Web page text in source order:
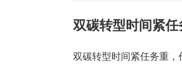
双碳转型时间紧
双碳转型时间紧任务重